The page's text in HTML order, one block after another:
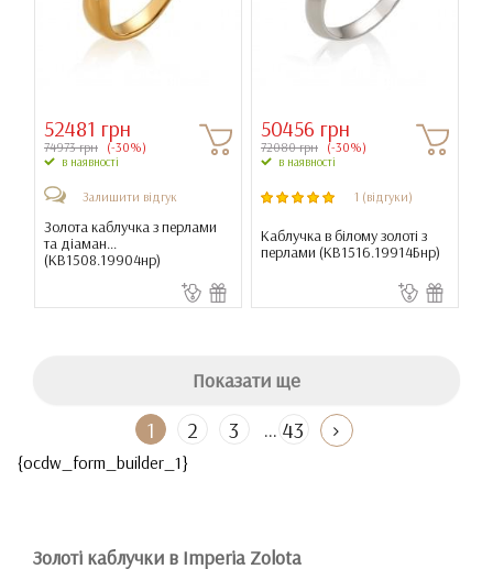
52481 грн
74973 грн (-30%)
в наявності
Залишити відгук
Золота каблучка з перлами
та діаман...
(КВ1508.19904нр)
50456 грн
72080 грн (-30%)
в наявності
1 (відгуки)
Каблучка в білому золоті з
перлами (КВ1516.19914Бнр)
Показати ще
1 2 3 ... 43
{ocdw_form_builder_1}
Золоті каблучки в Imperia Zolota